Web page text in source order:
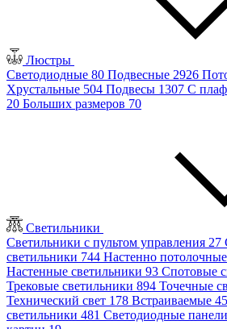
Люстры
Светодиодные 80 Подвесные 2926
Хрустальные 504 Подвесы 1307 С
20 Больших размеров 70
Светильники
Светильники с пультом управления 27
светильники 744 Настенно
Настенные светильники 93 Спотовые
Трековые светильники 894 Точечные
Технический свет 178 Встраиваемые
светильники 481 Светодиодные панели